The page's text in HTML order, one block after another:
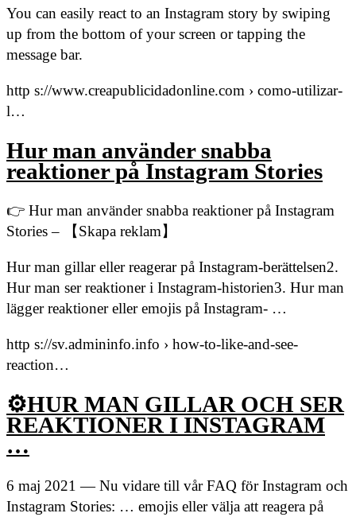
You can easily react to an Instagram story by swiping
up from the bottom of your screen or tapping the
message bar.
http s://www.creapublicidadonline.com › como-utilizar-
l…
Hur man använder snabba
reaktioner på Instagram Stories
👉 Hur man använder snabba reaktioner på Instagram
Stories – 【Skapa reklam】
Hur man gillar eller reagerar på Instagram-berättelsen2.
Hur man ser reaktioner i Instagram-historien3. Hur man
lägger reaktioner eller emojis på Instagram- …
http s://sv.admininfo.info › how-to-like-and-see-
reaction…
⚙HUR MAN GILLAR OCH SER
REAKTIONER I INSTAGRAM
…
6 maj 2021 — Nu vidare till vår FAQ för Instagram och
Instagram Stories: … emojis eller välja att reagera på